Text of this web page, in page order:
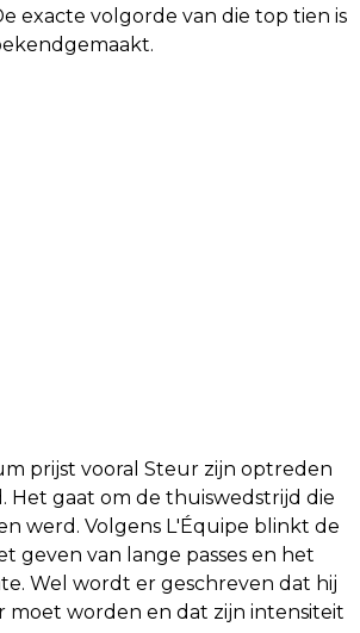
exacte volgorde van die top tien is
prijst vooral Steur zijn optreden
Het gaat om de thuiswedstrijd die
werd. Volgens L'Équipe blinkt de
geven van lange passes en het
Wel wordt er geschreven dat hij
moet worden en dat zijn intensiteit